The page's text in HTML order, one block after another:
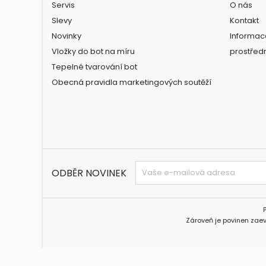
Servis
Slevy
Novinky
Vložky do bot na míru
Tepelné tvarování bot
Obecná pravidla marketingových soutěží
O nás
Kontakt
ODBĚR NOVINEK
Zároveň je povinen